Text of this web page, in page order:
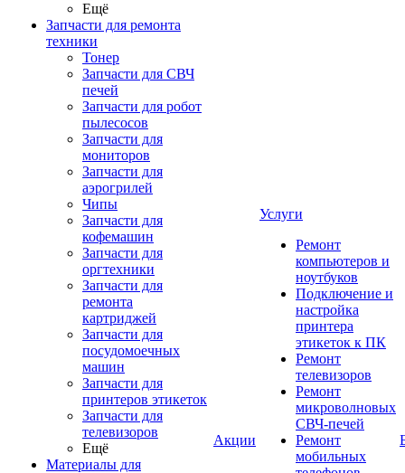
Ещё
Запчасти для ремонта
техники
Тонер
Запчасти для СВЧ
печей
Запчасти для робот
пылесосов
Запчасти для
мониторов
Запчасти для
аэрогрилей
Чипы
Запчасти для
кофемашин
Запчасти для
оргтехники
Запчасти для
ремонта
картриджей
Запчасти для
посудомоечных
машин
Запчасти для
принтеров этикеток
Запчасти для
телевизоров
Ещё
Материалы для
Акции
Услуги
Ремонт
компьютеров и
ноутбуков
Подключение и
настройка
принтера
этикеток к ПК
Ремонт
телевизоров
Ремонт
микроволновых
СВЧ-печей
Ремонт
мобильных